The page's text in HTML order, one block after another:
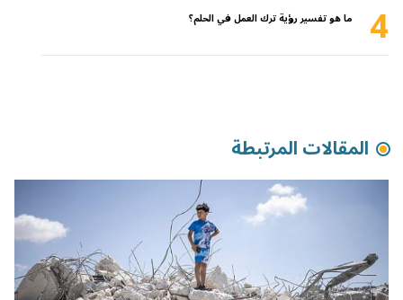
4 ما هو تفسير رؤية ترك العمل في الحلم؟
المقالات المرتبطة